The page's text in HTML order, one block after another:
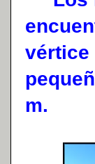
vértice
m.